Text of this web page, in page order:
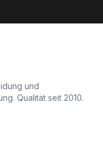
und
Qualität seit 2010.